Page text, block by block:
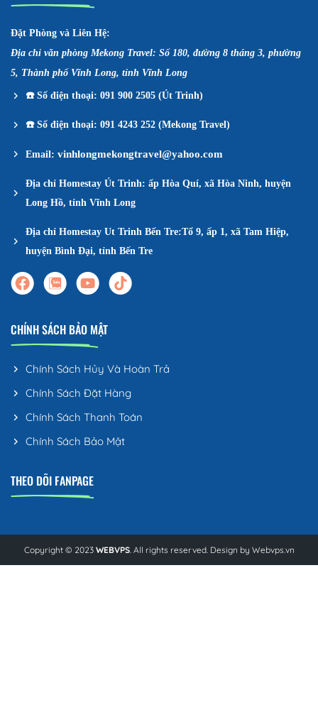
Đặt Phòng và Liên Hệ:
Địa chỉ văn phòng Mekong Travel: Số 180, đường 8 tháng 3, phường
5, Thành phố Vĩnh Long, tỉnh Vĩnh Long
☎️Số điện thoại: 091 900 2505 (Út Trinh)
☎️Số điện thoại: 091 4243 252 (Mekong Travel)
Email: vinhlongmekongtravel@yahoo.com
Địa chỉ Homestay Út Trinh: ấp Hòa Quí, xã Hòa Ninh, huyện
Long Hồ, tỉnh Vĩnh Long
Địa chỉ Homestay Ut Trinh Bến Tre:Tổ 9, ấp 1, xã Tam Hiệp,
huyện Bình Đại, tỉnh Bến Tre
CHÍNH SÁCH BẢO MẬT
Chính Sách Hủy Và Hoàn Trả
Chính Sách Đặt Hàng
Chính Sách Thanh Toán
Chính Sách Bảo Mật
THEO DÕI FANPAGE
Copyright © 2023 WEBVPS. All rights reserved. Design by Webvps.vn